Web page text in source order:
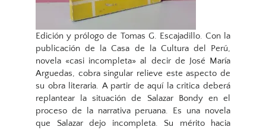
Edición y prólogo de Tomas G. Escajadillo. Con la
publicación de la Casa de la Cultura del Perú,
novela «casi incompleta» al decir de José María
Arguedas, cobra singular relieve este aspecto de
su obra literaria. A partir de aquí la critica deberá
replantear la situación de Salazar Bondy en el
proceso de la narrativa peruana. Es una novela
que Salazar dejo incompleta. Su mérito hacia